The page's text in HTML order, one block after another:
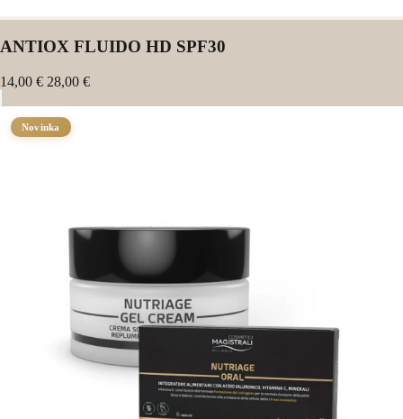
ANTIOX FLUIDO HD SPF30
14,00 € 28,00 €
Novinka